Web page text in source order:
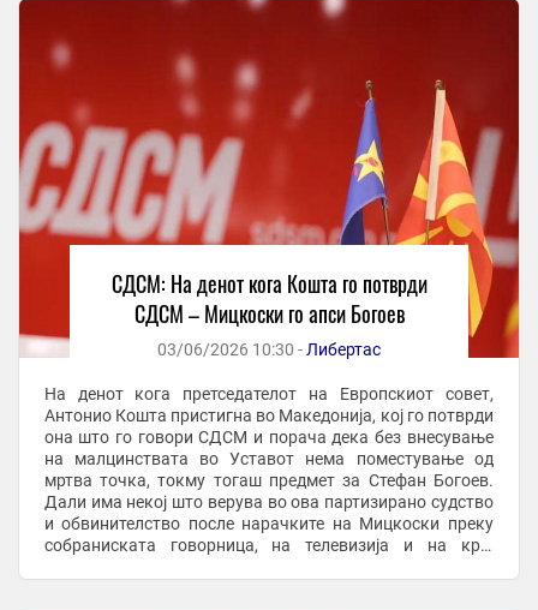
СДСМ: На денот кога Кошта го потврди
СДСМ – Мицкоски го апси Богоев
03/06/2026 10:30 - Либертас
На денот кога претседателот на Европскиот совет,
Антонио Кошта пристигна во Македонија, кој го потврди
она што го говори СДСМ и порача дека без внесување
на малцинствата во Уставот нема поместување од
мртва точка, токму тогаш предмет за Стефан Богоев.
Дали има некој што верува во ова партизирано судство
и обвинителство после нарачките на Мицкоски преку
собраниската говорница, на телевизија и на крај